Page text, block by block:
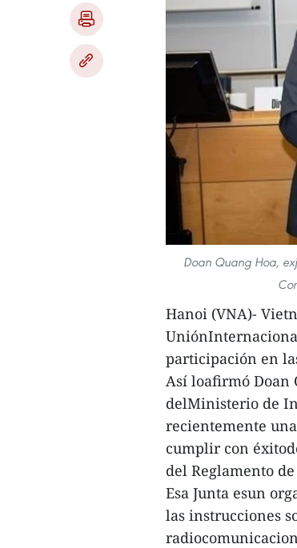
Doan Quang Hoa,
Hanoi (VNA)-
participación en
Así loafirmó Doan
delMinisterio de
recientemente
cumplir con
del Reglamento
Esa Junta esun
las instrucciones